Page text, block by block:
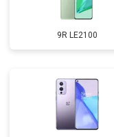
9R LE2100